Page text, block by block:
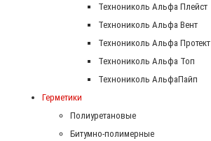
Технониколь Альфа Плейст
Технониколь Альфа Вент
Технониколь Альфа Протект
Технониколь Альфа Топ
Технониколь АльфаПайп
Герметики
Полиуретановые
Битумно-полимерные